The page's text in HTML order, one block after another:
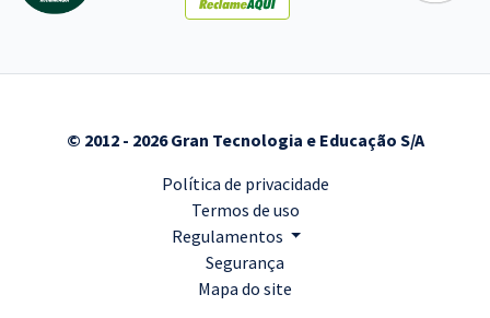
© 2012 - 2026 Gran Tecnologia e Educação S/A
Política de privacidade
Termos de uso
Regulamentos
Segurança
Mapa do site